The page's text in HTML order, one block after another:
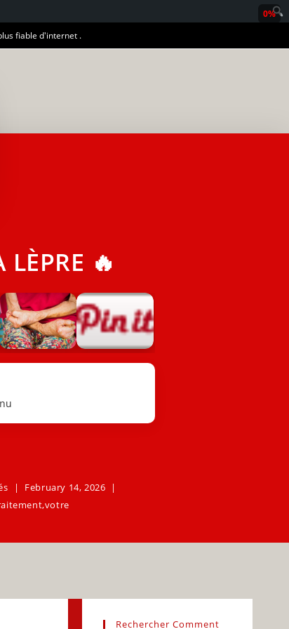
fiable d'internet .
🔥
February 14, 2026
,votre
Rechercher Comment
0%